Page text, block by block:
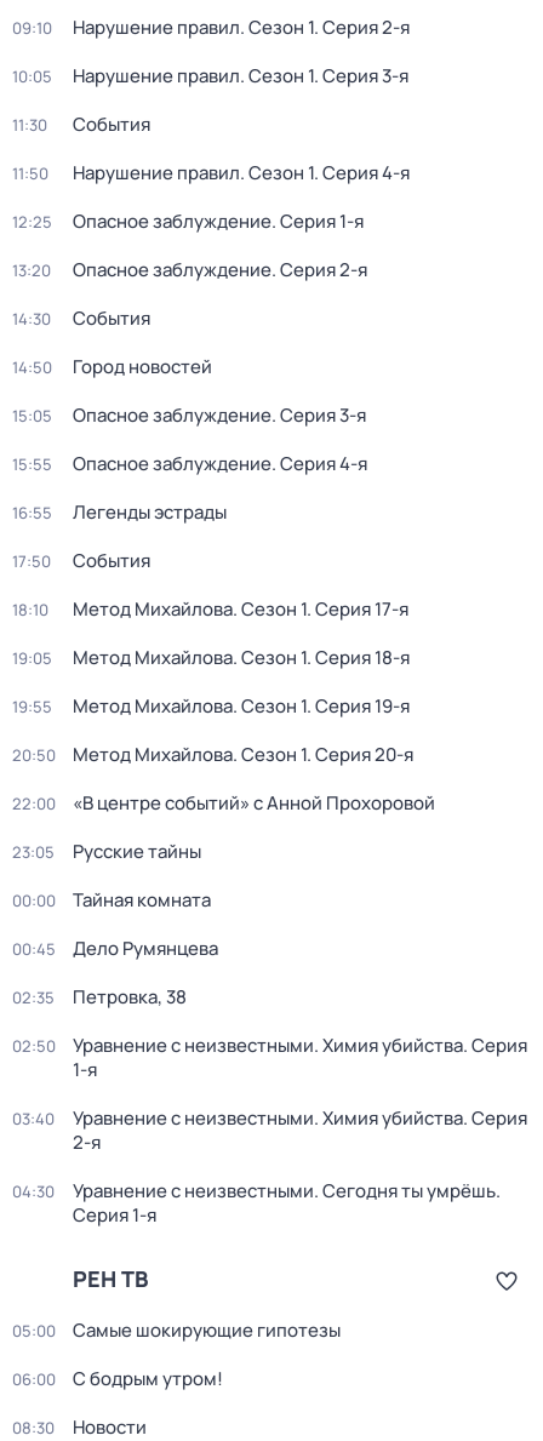
09:10 Нарушение правил. Сезон 1. Серия 2-я
10:05 Нарушение правил. Сезон 1. Серия 3-я
11:30 События
11:50 Нарушение правил. Сезон 1. Серия 4-я
12:25 Опасное заблуждение. Серия 1-я
13:20 Опасное заблуждение. Серия 2-я
14:30 События
14:50 Город новостей
15:05 Опасное заблуждение. Серия 3-я
15:55 Опасное заблуждение. Серия 4-я
16:55 Легенды эстрады
17:50 События
18:10 Метод Михайлова. Сезон 1. Серия 17-я
19:05 Метод Михайлова. Сезон 1. Серия 18-я
19:55 Метод Михайлова. Сезон 1. Серия 19-я
20:50 Метод Михайлова. Сезон 1. Серия 20-я
22:00 «В центре событий» с Анной Прохоровой
23:05 Русские тайны
00:00 Тайная комната
00:45 Дело Румянцева
02:35 Петровка, 38
02:50 Уравнение с неизвестными. Химия убийства. Серия
1-я
03:40 Уравнение с неизвестными. Химия убийства. Серия
2-я
04:30 Уравнение с неизвестными. Сегодня ты умрёшь.
Серия 1-я
РЕН ТВ
05:00 Самые шoкиpующие гипотезы
06:00 С бодрым утром!
08:30 Новости